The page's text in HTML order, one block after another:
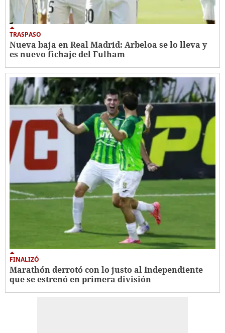
TRASPASO
Nueva baja en Real Madrid: Arbeloa se lo lleva y
es nuevo fichaje del Fulham
FINALIZÓ
Marathón derrotó con lo justo al Independiente
que se estrenó en primera división